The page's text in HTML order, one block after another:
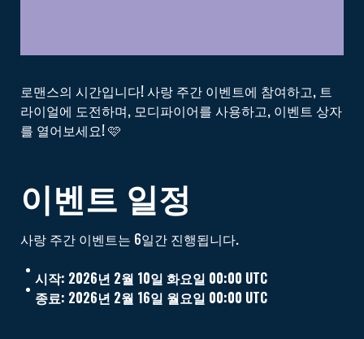
로맨스의 시간입니다! 사랑 주간 이벤트에 참여하고, 트
라이얼에 도전하며, 모디파이어를 사용하고, 이벤트 상자
를 열어보세요! 🩷
이벤트 일정
사랑 주간 이벤트는 6일간 진행됩니다.
시작: 2026년 2월 10일 화요일 00:00 UTC
종료: 2026년 2월 16일 월요일 00:00 UTC